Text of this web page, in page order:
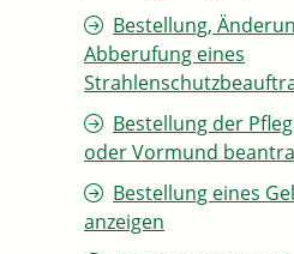
Bestellung,
Abberufung eines
Bestellung der
oder Vormund
Bestellung eines
anzeigen